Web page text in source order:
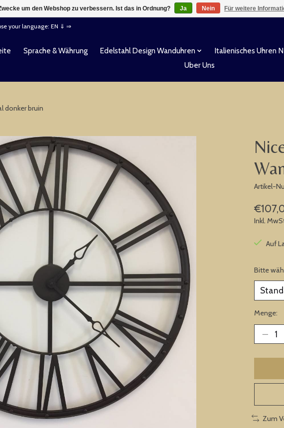
your language: EN ⇓ ⇒
Sprache & Währung Edelstahl Design Wanduhren Italienisches Uhren
Uber Uns
donker bruin
Items
Artikel-
Inkl.
Auf
Bitte
Menge:
Zum
um den Webshop zu verbessern. Ist das in Ordnung? Ja Nein Für weitere